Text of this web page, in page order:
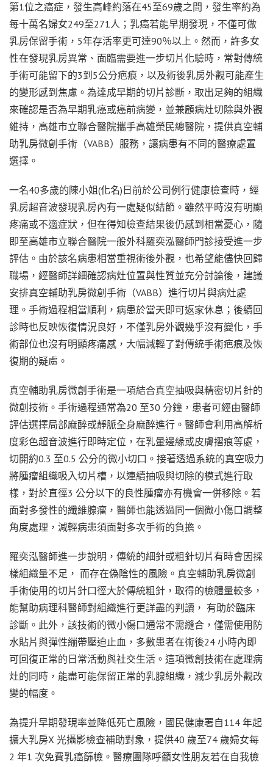
第1位之癌症，發生高峰約落在45至69歲之間，發生率約為
每十萬名婦女249至271人；乳癌若能早期發現，不僅可做
乳房保留手術，5年存活率更可達90％以上。然而，許多女
性在發現乳房異常、面臨需要進一步切片化驗時，常對傳統
手術可能留下的3到5公分疤痕，以及術後乳房外觀可能產生
的變形感到焦慮。為達成早期的切片診斷，取出足夠的組織
來確認是否為早期乳癌或癌前病變，並兼顧病灶切除與外觀
維持，高雄市立聯合醫院攜手高雄榮民總醫院，提供真空輔
助乳房微創手術（VABB）服務，讓病患有不同的醫療處置
選擇。
一名40多歲的陳小姐(化名)日前於公司例行健康檢查時，經
乳房超音波發現乳房內有一處疑似結節。雖然平時沒有明顯
疼痛或不適症狀，但在得知檢查結果後仍感到相當憂心，隨
即至高雄市立聯合醫院一般外科羅奕泓醫師門診接受進一步
評估。由於該名病患相當重視術後外觀，也希望能儘快回歸
職場，經醫師詳細確認病灶位置與性質並充分討論後，建議
安排真空輔助乳房微創手術（VABB）進行切片與病灶處
理。手術過程相當順利，病患於當天即可返家休息；後續回
診時也反映恢復情況良好，不僅乳房外觀幾乎沒有變化，手
術部位也沒有明顯疼痛感，大幅減輕了對傳統手術疤痕及恢
復期的疑慮。
真空輔助乳房微創手術是一項結合真空抽吸與精密切片針的
微創技術。手術過程通常為20 至30 分鐘，患者可經由醫師
評估選擇局部麻醉或靜脈全身麻醉進行。醫師會利用高解析
度彩色超音波進行即時定位，在乳暈邊緣或皮膚摺痕等處，
切開約0.3 至0.5 公分的微小切口。接著透過系統的真空吸力
將腫瘤組織吸入切片槽，以連續抽吸與切除的模式進行取
樣，對於直徑3 公分以下的良性腫瘤亦有機會一併移除。若
面對多發性的纖維腺瘤，醫師也能透過同一個微小傷口調整
角度處理，減輕病患須面對多次手術的負擔。
羅奕泓醫師進一步說明，傳統的細針或粗針切片有時會因採
樣組織量不足， 而存在偽陰性的風險。真空輔助乳房微創
手術使用的切片針口徑大於傳統粗針，取得的檢體量較多，
能幫助病理科醫師對組織進行更詳盡的判讀， 有助於臨床
診斷。此外，該技術的微小傷口通常不需縫合，僅需使用防
水貼片與彈性繃帶壓迫止血，多數患者在術後24 小時內即
可回復正常的日常活動與社交生活。這項微創技術在處理病
灶的同時，能盡可能保留正常的乳腺組織，減少乳房外觀改
變的幅度。
為提升早期發現率並降低死亡風險，國民健康署自114 年起
擴大乳房X 光攝影檢查補助對象，提供40 歲至74 歲婦女每
2 年1 次免費乳癌篩檢。醫療團隊呼籲女性朋友若在自我檢